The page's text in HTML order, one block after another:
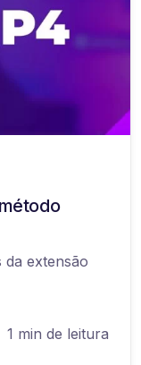
extensão
1 min de leitura